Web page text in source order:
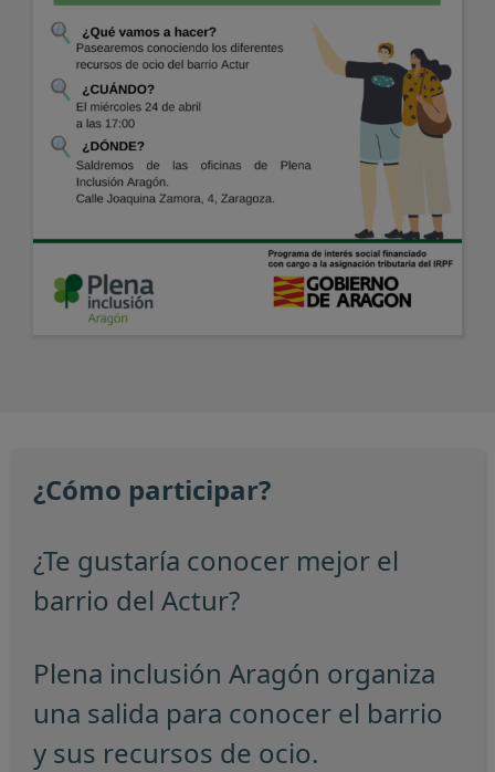
¿Cómo participar?
¿Te gustaría conocer mejor el
barrio del Actur?
Plena inclusión Aragón organiza
una salida para conocer el barrio
y sus recursos de ocio.